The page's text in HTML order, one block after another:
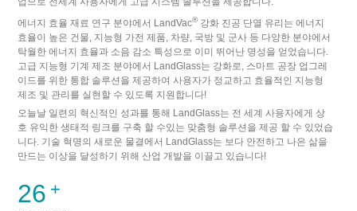
에너지 효율 재료 연구 분야에서 LandVac®강화 진공 단열 유리는 에너지
효율이 높은 건물, 지능형 가전 제품, 차량, 국방 및 군사 등 다양한 분야에서
탁월한 에너지 효율과 소음 감소 특성으로 이미 뛰어난 명성을 얻었습니다.
고급 지능형 기계 제조 분야에서 LandGlass는 강화로, 스마트 공장 업그레
이드를 위한 통합 솔루션을 제공하여 사용자가 정교하고 효율적인 지능형
제조 및 관리를 실현할 수 있도록 지원합니다!
오늘날 일련의 혁신적인 성과를 통해 LandGlass는 전 세계 사용자에게 상
호 유익한 생태적 링크를 구축 할 수있는 맞춤형 솔루션을 제공 할 수 있었습
니다. 기술 혁명의 새로운 물결에서 LandGlass는 보다 안전하고 나은 삶을
만드는 이상을 달성하기 위해 산업 개발을 이끌고 있습니다!
26